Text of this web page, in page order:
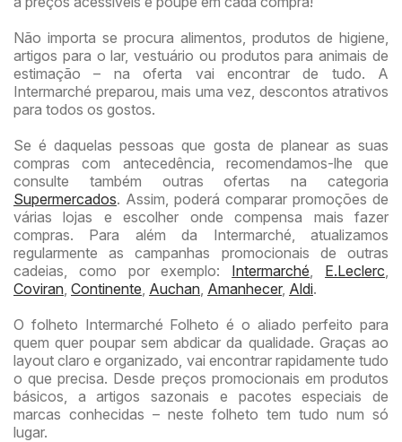
Não importa se procura alimentos, produtos de higiene,
artigos para o lar, vestuário ou produtos para animais de
estimação – na oferta vai encontrar de tudo. A
Intermarché preparou, mais uma vez, descontos atrativos
para todos os gostos.
Se é daquelas pessoas que gosta de planear as suas
compras com antecedência, recomendamos-lhe que
consulte também outras ofertas na categoria
Supermercados. Assim, poderá comparar promoções de
várias lojas e escolher onde compensa mais fazer
compras. Para além da Intermarché, atualizamos
regularmente as campanhas promocionais de outras
cadeias, como por exemplo: Intermarché E.Leclerc
Coviran Continente Auchan Amanhecer, Aldi.
O folheto Intermarché Folheto é o aliado perfeito para
quem quer poupar sem abdicar da qualidade. Graças ao
layout claro e organizado, vai encontrar rapidamente tudo
o que precisa. Desde preços promocionais em produtos
básicos, a artigos sazonais e pacotes especiais de
marcas conhecidas – neste folheto tem tudo num só
lugar.